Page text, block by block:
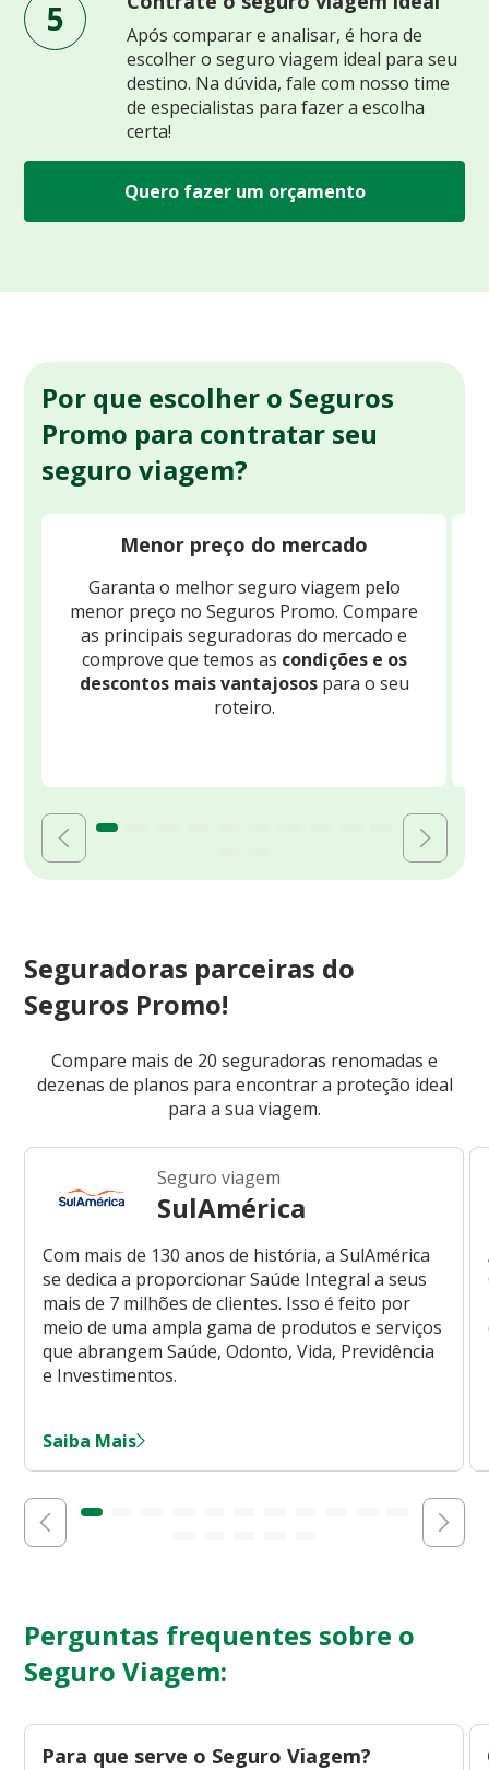
5
Após comparar e analisar, é hora de
escolher o seguro viagem ideal para seu
destino. Na dúvida, fale com nosso time
de especialistas para fazer a escolha
certa!
Quero fazer um orçamento
Por que escolher o Seguros
Promo para contratar seu
seguro viagem?
Menor preço do mercado
Garanta o melhor seguro viagem pelo
menor preço no Seguros Promo. Compare
as principais seguradoras do mercado e
comprove que temos as condições e os
descontos mais vantajosospara o seu
roteiro.
Seguradoras parceiras do
Seguros Promo!
Compare mais de 20 seguradoras renomadas e
dezenas de planos para encontrar a proteção ideal
para a sua viagem.
Seguro viagem
SulAmérica
Com mais de 130 anos de história, a SulAmérica
se dedica a proporcionar Saúde Integral a seus
mais de 7 milhões de clientes. Isso é feito por
meio de uma ampla gama de produtos e serviços
que abrangem Saúde, Odonto, Vida, Previdência
e Investimentos.
Saiba Mais
Perguntas frequentes sobre o
Seguro Viagem:
Para que serve o Seguro Viagem?